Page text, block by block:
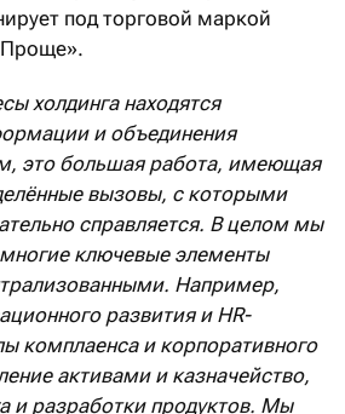
под торговой маркой
холдинга находятся
и объединения
это большая работа, имеющая
вызовы, с которыми
справляется. В целом мы
ключевые элементы
Например,
развития и HR-
комплаенса и корпоративного
активами и казначейство,
и разработки продуктов. Мы